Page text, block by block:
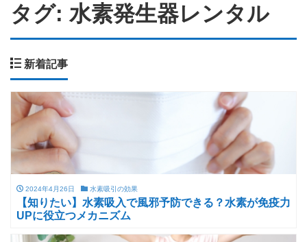
タグ: 水素発生器レンタル
新着記事
2024年4月26日 水素吸引の効果
【知りたい】水素吸入で風邪予防できる？水素が免疫力
UPに役立つメカニズム